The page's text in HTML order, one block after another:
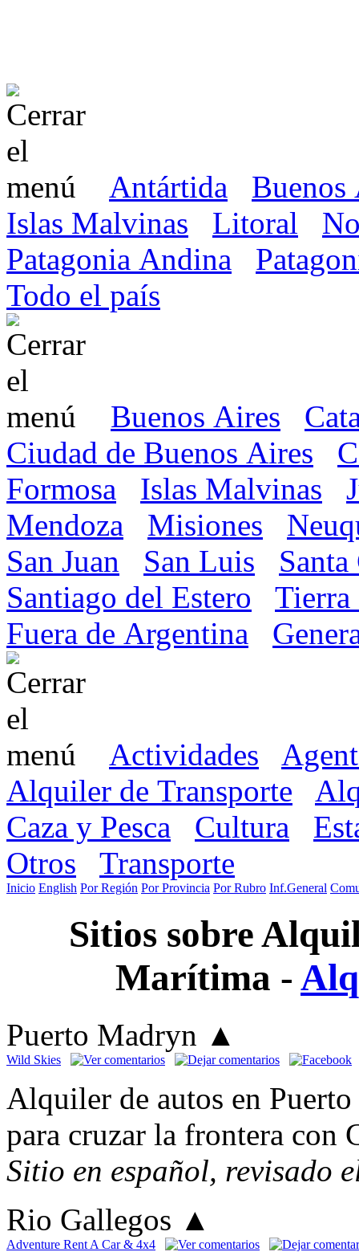
Antártida
Buenos
Islas Malvinas
Litoral
Patagonia Andina
Todo el país
Buenos Aires
Ciudad de Buenos Aires
Formosa
Islas Malvinas
Mendoza
Misiones
San Juan
San Luis
Santiago del Estero
Tierra
Fuera de Argentina
Actividades
Alquiler de Transporte
Caza y Pesca
Cultura
Otros
Transporte
Inicio English Por Región Por Provincia Por Rubro Inf.General
Sitios sobre
Marítima -
Puerto Madryn ▲
Wild Skies
Alquiler de autos en
para cruzar la frontera con
Sitio en español, revisado
Rio Gallegos ▲
Adventure Rent A Car & 4x4